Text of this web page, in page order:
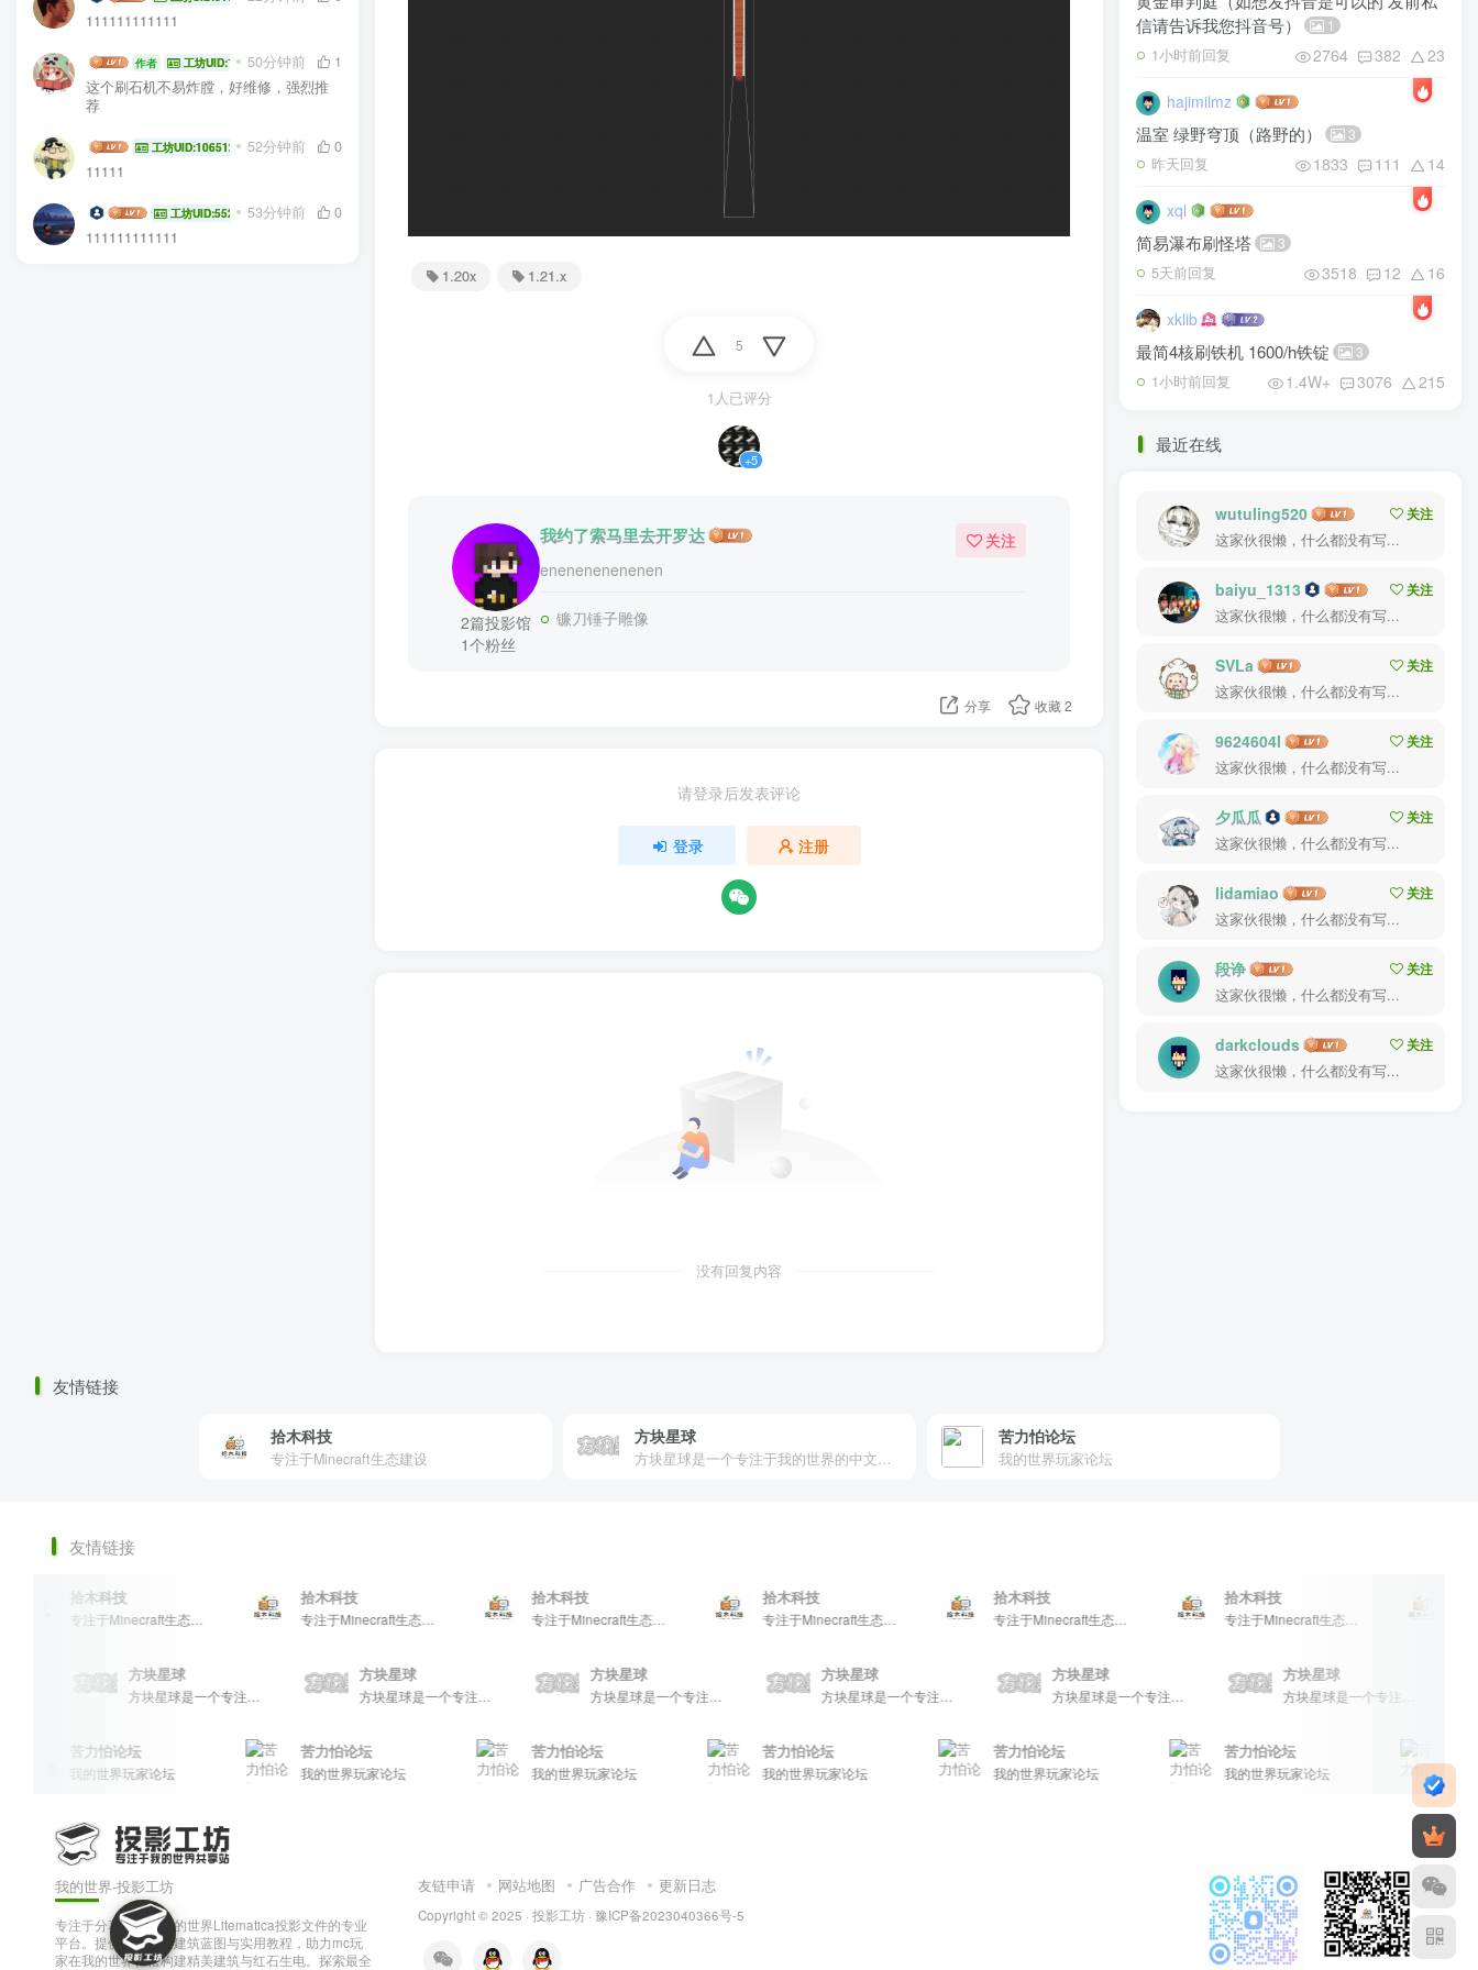
111111111111
生电大佬作者 工坊UID:10493650分钟前
1
这个刷石机不易炸膛，好维修，强烈推
荐
kkkk. 工坊UID:106512 52分钟前
0
11111
suyun 工坊UID:55273 53分钟前
0
111111111111
1.20x
1.21.x
5
1人已评分
+5
2篇投影馆
1个粉丝
我约了索马里去开罗达
enenenenenenen
关注
镰刀锤子雕像
分享 收藏2
请登录后发表评论
登录 注册
没有回复内容
信请告诉我您抖音号）
1
1小时前回复 2764 382 23
hajimilmz
温室 绿野穹顶（路野的） 3
昨天回复 1833 111 14
xql
简易瀑布刷怪塔 3
5天前回复 3518 12 16
xklib
最简4核刷铁机 1600/h铁锭 3
1小时前回复 1.4W+ 3076 215
最近在线
wutuling520
关注
这家伙很懒，什么都没有写...
baiyu_1313
关注
这家伙很懒，什么都没有写...
SVLa
关注
这家伙很懒，什么都没有写...
9624604l
关注
这家伙很懒，什么都没有写...
夕瓜瓜
关注
这家伙很懒，什么都没有写...
lidamiao
关注
这家伙很懒，什么都没有写...
段诤
关注
这家伙很懒，什么都没有写...
darkclouds
关注
这家伙很懒，什么都没有写...
友情链接
拾木科技
专注于Minecraft生态建设
方块星球
方块星球是一个专注于我的世界的中文论坛，提供丰富的资源分享、玩家交流和创意展示，包括地图、皮肤、数据包等内容，打造Minecraft玩家的专属社区乐园！
苦力怕论坛
我的世界玩家论坛
友情链接
拾木科技
专注于Minecraft生态建设
拾木科技
专注于Minecraft生态建设
拾木科技
专注于Minecraft生态建设
拾木科技
专注于Minecraft生态建设
拾木科技
专注于Minecraft生态建设
拾木科技
专注于Minecraft生态建设
拾木科技
方块星球
方块星球是一个专注于我的世界的中文论坛，提供丰富的资源分享、玩家交流和创意展示，包括地图、皮肤、数据包等内容，打造Minecraft玩家的专属社区乐园！
方块星球
方块星球是一个专注于我的世界的中文论坛，提供丰富的资源分享、玩家交流和创意展示，包括地图、皮肤、数据包等内容，打造Minecraft玩家的专属社区乐园！
方块星球
方块星球是一个专注于我的世界的中文论坛，提供丰富的资源分享、玩家交流和创意展示，包括地图、皮肤、数据包等内容，打造Minecraft玩家的专属社区乐园！
方块星球
方块星球是一个专注于我的世界的中文论坛，提供丰富的资源分享、玩家交流和创意展示，包括地图、皮肤、数据包等内容，打造Minecraft玩家的专属社区乐园！
方块星球
方块星球是一个专注于我的世界的中文论坛，提供丰富的资源分享、玩家交流和创意展示，包括地图、皮肤、数据包等内容，打造Minecraft玩家的专属社区乐园！
方块星球
苦力怕论坛
我的世界玩家论坛
苦力怕论坛
我的世界玩家论坛
苦力怕论坛
我的世界玩家论坛
苦力怕论坛
我的世界玩家论坛
苦力怕论坛
我的世界玩家论坛
苦力怕论坛
我的世界玩家论坛
苦力怕论坛
我的世界玩
我的世界-投影工坊
专注于分享和下载我的世界Litematica投影文件的专业
平台。提供多样化的建筑蓝图与实用教程，助力mc玩
家在我的世界轻松构建精美建筑与红石生电。探索最全
友链申请 网站地图 广告合作 更新日志
Copyright © 2025 · 投影工坊 · 豫ICP备2023040366号-5